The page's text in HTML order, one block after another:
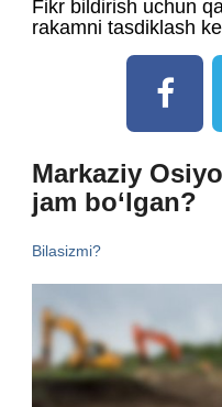
Fikr bildirish uchun
rakamni tasdiklash
Markaziy
jam bo‘lgan?
Bilasizmi?